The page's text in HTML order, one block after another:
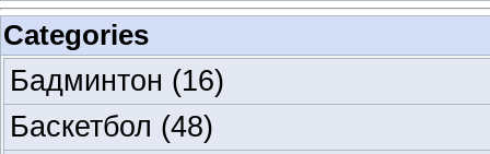
Categories
Бадминтон (16)
Баскетбол (48)